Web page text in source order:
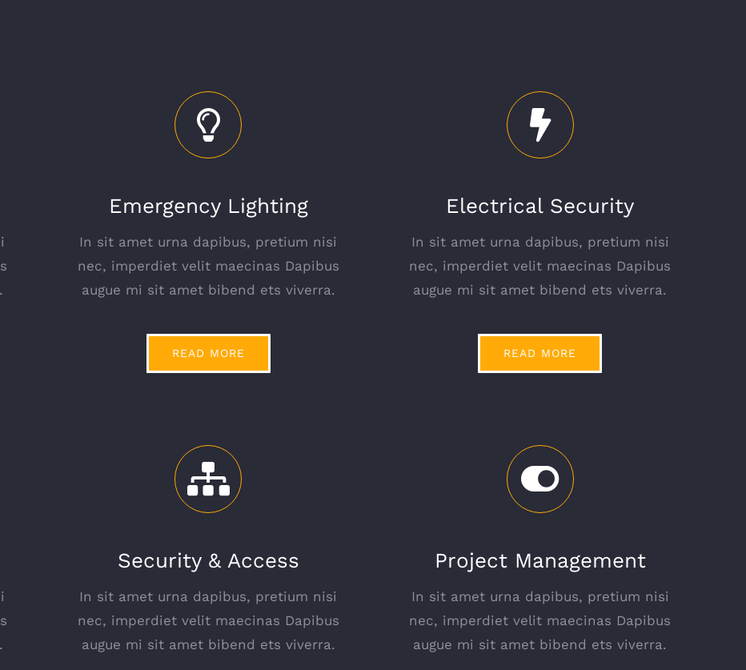
Emergency Lighting
In sit amet urna dapibus, pretium nisi
nec, imperdiet velit maecinas Dapibus
augue mi sit amet bibend ets viverra.
READ MORE
Electrical Security
In sit amet urna dapibus, pretium nisi
nec, imperdiet velit maecinas Dapibus
augue mi sit amet bibend ets viverra.
READ MORE
Security & Access
In sit amet urna dapibus, pretium nisi
nec, imperdiet velit maecinas Dapibus
augue mi sit amet bibend ets viverra.
Project Management
In sit amet urna dapibus, pretium nisi
nec, imperdiet velit maecinas Dapibus
augue mi sit amet bibend ets viverra.